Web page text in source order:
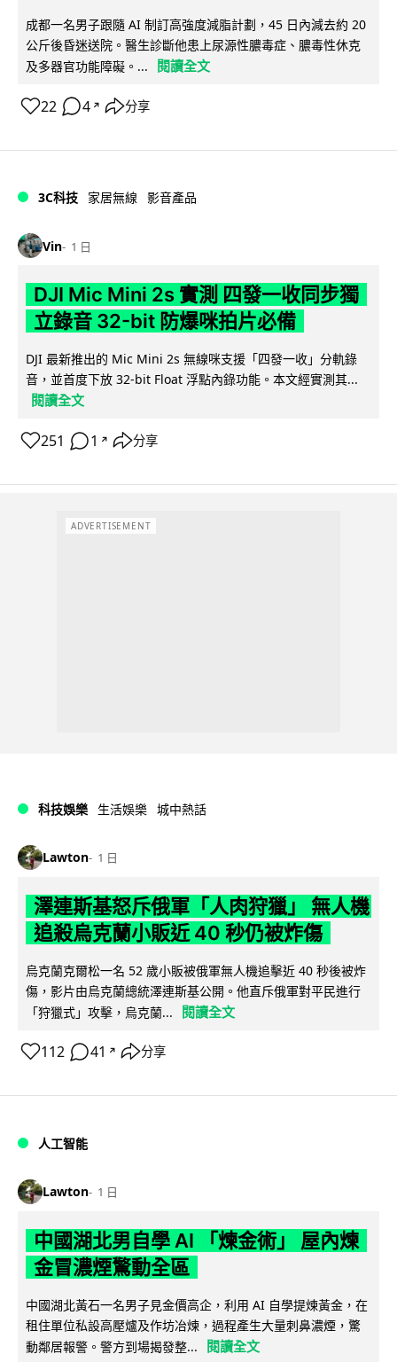
成都一名男子跟隨 AI 制訂高強度減脂計劃，45 日內減去約 20
公斤後昏迷送院。醫生診斷他患上尿源性膿毒症、膿毒性休克
及多器官功能障礙。...
閱讀全文
22 4 ↗ 分享
3C科技 家居無線 影音產品
Vin 1 日
DJI Mic Mini 2s 實測 四發一收同步獨
立錄音 32-bit 防爆咪拍片必備
DJI 最新推出的 Mic Mini 2s 無線咪支援「四發一收」分軌錄
音，並首度下放 32-bit Float 浮點內錄功能。本文經實測其...
閱讀全文
251 1 ↗ 分享
ADVERTISEMENT
科技娛樂 生活娛樂 城中熱話
Lawton 1 日
澤連斯基怒斥俄軍「人肉狩獵」 無人機
追殺烏克蘭小販近 40 秒仍被炸傷
烏克蘭克爾松一名 52 歲小販被俄軍無人機追擊近 40 秒後被炸
傷，影片由烏克蘭總統澤連斯基公開。他直斥俄軍對平民進行
「狩獵式」攻擊，烏克蘭...
閱讀全文
112 41 ↗ 分享
人工智能
Lawton 1 日
中國湖北男自學 AI 「煉金術」 屋內煉
金冒濃煙驚動全區
中國湖北黃石一名男子見金價高企，利用 AI 自學提煉黃金，在
租住單位私設高壓爐及作坊冶煉，過程產生大量刺鼻濃煙，驚
動鄰居報警。警方到場揭發整...
閱讀全文